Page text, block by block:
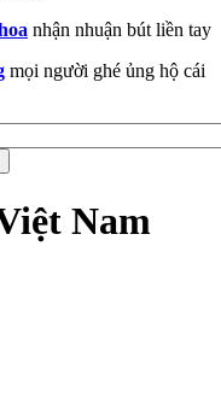
nhận nhuận bút liền tay
mọi người ghé ủng hộ cái
Nam